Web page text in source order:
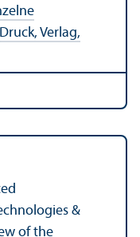
Druck, Verlag,
&
of the